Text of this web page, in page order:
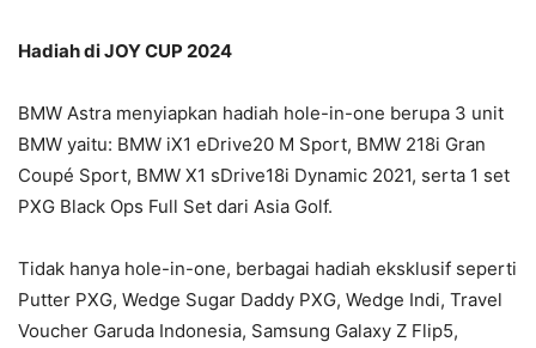
Hadiah di JOY CUP 2024
BMW Astra menyiapkan hadiah hole-in-one berupa 3 unit
BMW yaitu: BMW iX1 eDrive20 M Sport, BMW 218i Gran
Coupé Sport, BMW X1 sDrive18i Dynamic 2021, serta 1 set
PXG Black Ops Full Set dari Asia Golf.
Tidak hanya hole-in-one, berbagai hadiah eksklusif seperti
Putter PXG, Wedge Sugar Daddy PXG, Wedge Indi, Travel
Voucher Garuda Indonesia, Samsung Galaxy Z Flip5,